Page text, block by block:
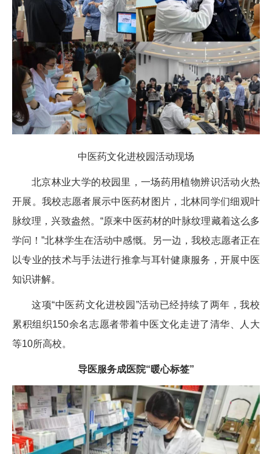
中医药文化进校园活动现场
北京林业大学的校园里，一场药用植物辨识活动火热
开展。我校志愿者展示中医药材图片，北林同学们细观叶
脉纹理，兴致盎然。“原来中医药材的叶脉纹理藏着这么多
学问！”北林学生在活动中感慨。另一边，我校志愿者正在
以专业的技术与手法进行推拿与耳针健康服务，开展中医
知识讲解。
这项“中医药文化进校园”活动已经持续了两年，我校
累积组织150余名志愿者带着中医文化走进了清华、人大
等10所高校。
导医服务成医院“暖心标签”